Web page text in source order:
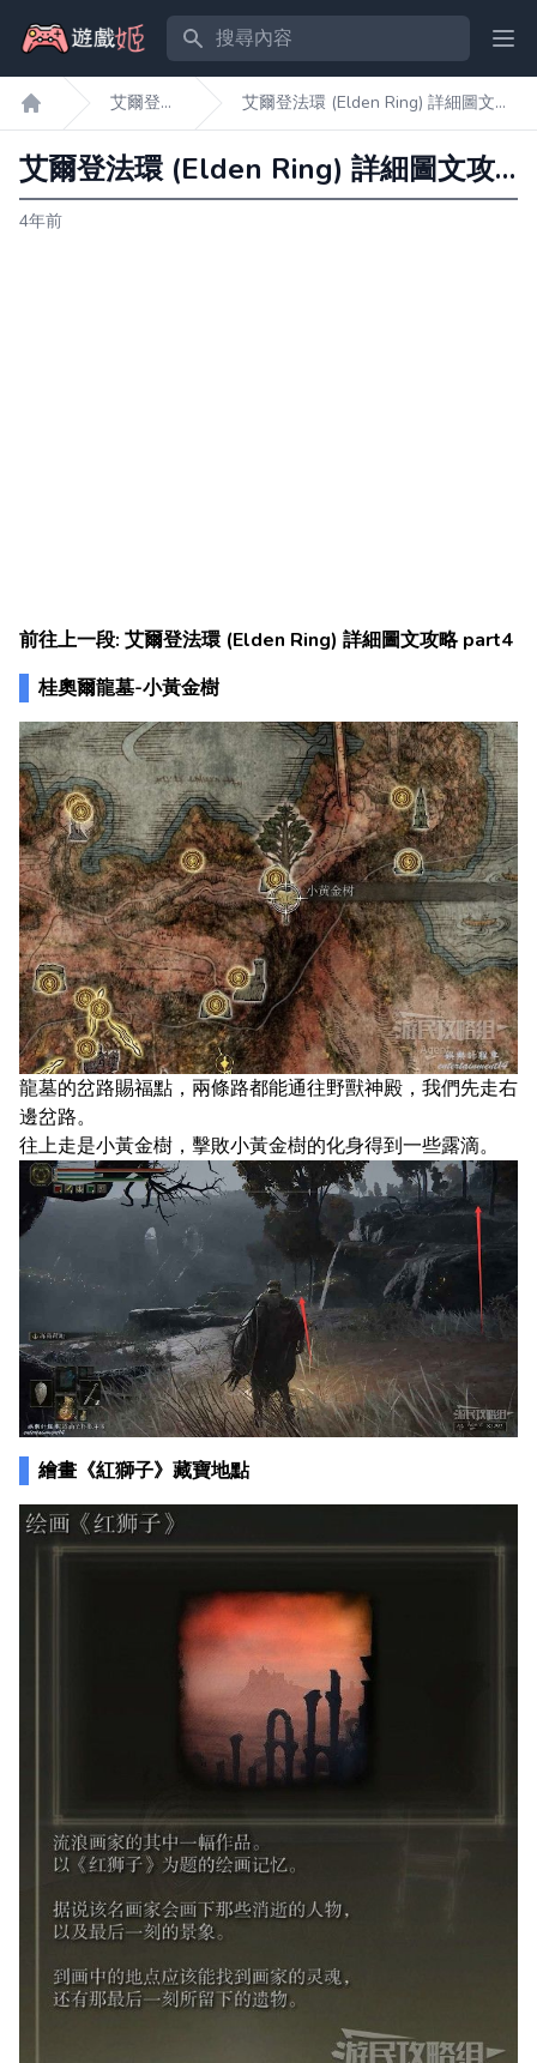
搜尋內容
遊戲姬首頁
艾爾登
法環
艾爾登法環 (Elden Ring) 詳細圖文攻
略 part5
艾爾登法環 (Elden Ring) 詳細圖文攻略 part5
4年前
前往上一段: 艾爾登法環 (Elden Ring) 詳細圖文攻略 part4
桂奧爾龍墓-小黃金樹
龍墓的岔路賜福點，兩條路都能通往野獸神殿，我們先走右
邊岔路。
往上走是小黃金樹，擊敗小黃金樹的化身得到一些露滴。
繪畫《紅獅子》藏寶地點